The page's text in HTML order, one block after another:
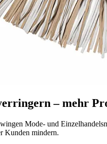
– mehr
Mode- und
Kunden mindern.